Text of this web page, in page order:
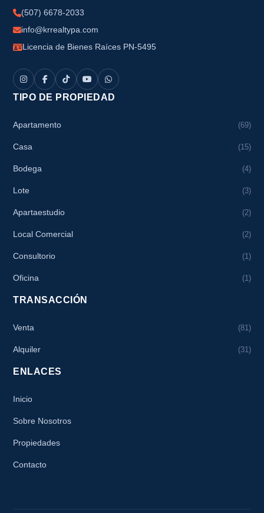
(507) 6678-2033
info@krrealtypa.com
Licencia de Bienes Raíces PN-5495
TIPO DE PROPIEDAD
Apartamento (69)
Casa (15)
Bodega (4)
Lote (3)
Apartaestudio (2)
Local Comercial (2)
Consultorio (1)
Oficina (1)
TRANSACCIÓN
Venta (81)
Alquiler (31)
ENLACES
Inicio
Sobre Nosotros
Propiedades
Contacto